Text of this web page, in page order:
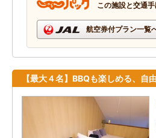
この施設と交通
航空券付プラン一覧
【最大４名】BBQも楽しめる、自